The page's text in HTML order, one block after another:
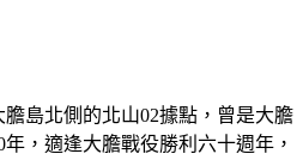
膽島北側的北山02據點，曾是大膽
，適逢大膽戰役勝利六十週年，